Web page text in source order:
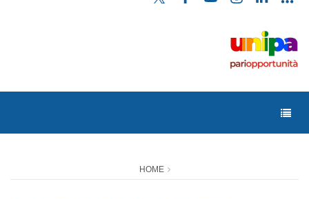
HOME